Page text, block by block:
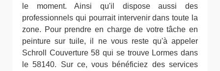
le moment. Ainsi qu'il dispose aussi des
professionnels qui pourrait intervenir dans toute la
zone. Pour prendre en charge de votre tâche en
peinture sur tuile, il ne vous reste qu'à appeler
Schroll Couverture 58 qui se trouve Lormes dans
le 58140. Sur ce, vous bénéficiez des services